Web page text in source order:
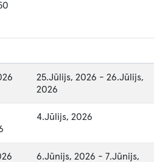
25.Jūlijs, 2026 - 26.Jūlijs,
2026
4.Jūlijs, 2026
6.Jūnijs, 2026 - 7.Jūnijs,